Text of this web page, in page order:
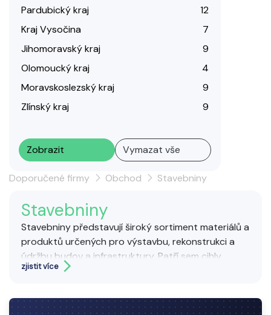
Pardubický kraj
12
Kraj Vysočina
7
Jihomoravský kraj
9
Olomoucký kraj
4
Moravskoslezský kraj
9
Zlínský kraj
9
Zobrazit Vymazat vše
Doporučené firmy Obchod Stavebniny
Stavebniny
Stavebniny představují široký sortiment materiálů a
produktů určených pro výstavbu, rekonstrukci a
údržbu budov a infrastruktury. Patří sem cihly,
beton, dřevo, izolace, stavební chemie, střešní
Sortiment podporuje kvalitu a bezpečnost
zjistit více